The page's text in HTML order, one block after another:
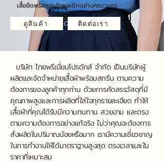
เสื้อยืดพร้อมสกรีนและปักอย่างครบวงจร
ดูสินค้า ติดต่อเรา
บริษัท ไทยพรีเมี่ยมโปรดักส์ จำกัด เป็นบริษัทผู้
ผลิตและจัดจำหน่ายเสื้อผ้าพร้อมสกรีน ตามความ
ต้องการของลูกค้าทุกท่าน ด้วยการคัดสรรวัสดุที่มี
คุณภาพสูงและการผลิตที่ใส่ใจทุกรายละเอียด ทำให้
เสื้อผ้าที่คุณได้รับมีความทนทาน สวยงาม และตรง
ตามความต้องการอย่างแท้จริง ไม่ว่าคุณจะต้องการ
สั่งผลิตในปริมาณน้อยหรือมาก เรามีความเชี่ยวชาญ
ในการทำงานให้ได้มาตราฐานสูงสุด ตรงเวลาและใน
ราคาที่เหมาะสม